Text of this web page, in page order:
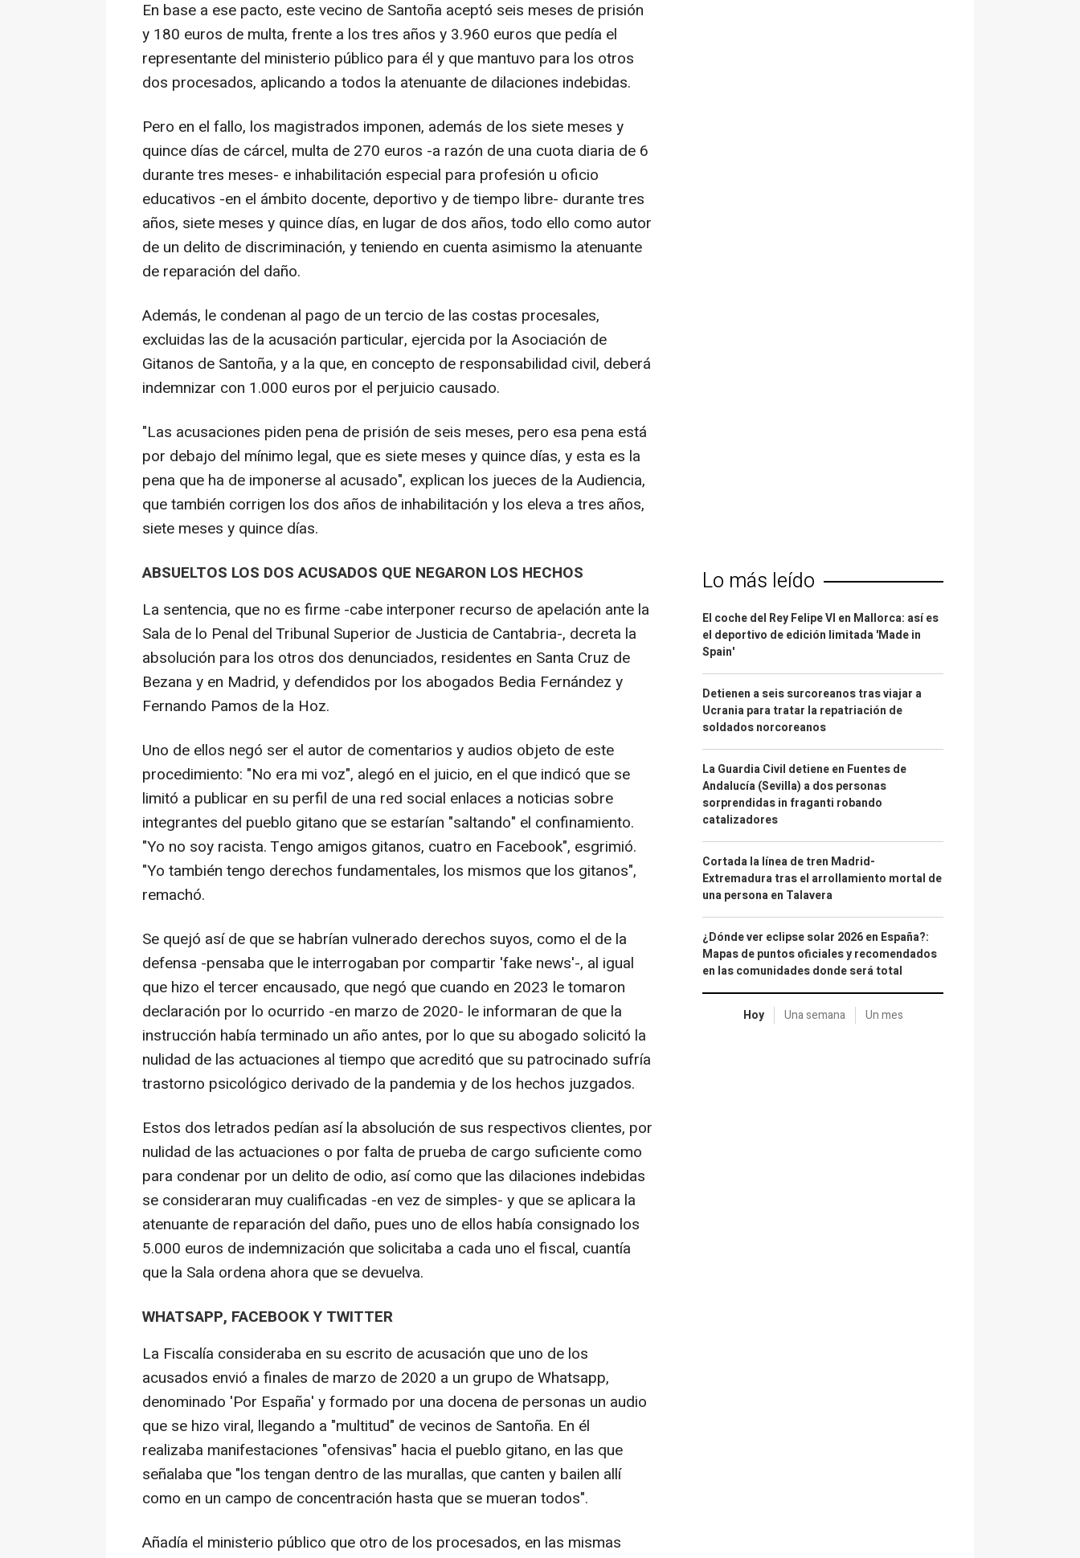
En base a ese pacto, este vecino de Santoña aceptó seis meses de prisión
y 180 euros de multa, frente a los tres años y 3.960 euros que pedía el
representante del ministerio público para él y que mantuvo para los otros
dos procesados, aplicando a todos la atenuante de dilaciones indebidas.
Pero en el fallo, los magistrados imponen, además de los siete meses y
quince días de cárcel, multa de 270 euros -a razón de una cuota diaria de 6
durante tres meses- e inhabilitación especial para profesión u oficio
educativos -en el ámbito docente, deportivo y de tiempo libre- durante tres
años, siete meses y quince días, en lugar de dos años, todo ello como autor
de un delito de discriminación, y teniendo en cuenta asimismo la atenuante
de reparación del daño.
Además, le condenan al pago de un tercio de las costas procesales,
excluidas las de la acusación particular, ejercida por la Asociación de
Gitanos de Santoña, y a la que, en concepto de responsabilidad civil, deberá
indemnizar con 1.000 euros por el perjuicio causado.
"Las acusaciones piden pena de prisión de seis meses, pero esa pena está
por debajo del mínimo legal, que es siete meses y quince días, y esta es la
pena que ha de imponerse al acusado", explican los jueces de la Audiencia,
que también corrigen los dos años de inhabilitación y los eleva a tres años,
siete meses y quince días.
ABSUELTOS LOS DOS ACUSADOS QUE NEGARON LOS HECHOS
La sentencia, que no es firme -cabe interponer recurso de apelación ante la
Sala de lo Penal del Tribunal Superior de Justicia de Cantabria-, decreta la
absolución para los otros dos denunciados, residentes en Santa Cruz de
Bezana y en Madrid, y defendidos por los abogados Bedia Fernández y
Fernando Pamos de la Hoz.
Uno de ellos negó ser el autor de comentarios y audios objeto de este
procedimiento: "No era mi voz", alegó en el juicio, en el que indicó que se
limitó a publicar en su perfil de una red social enlaces a noticias sobre
integrantes del pueblo gitano que se estarían "saltando" el confinamiento.
"Yo no soy racista. Tengo amigos gitanos, cuatro en Facebook", esgrimió.
"Yo también tengo derechos fundamentales, los mismos que los gitanos",
remachó.
Se quejó así de que se habrían vulnerado derechos suyos, como el de la
defensa -pensaba que le interrogaban por compartir 'fake news'-, al igual
que hizo el tercer encausado, que negó que cuando en 2023 le tomaron
declaración por lo ocurrido -en marzo de 2020- le informaran de que la
instrucción había terminado un año antes, por lo que su abogado solicitó la
nulidad de las actuaciones al tiempo que acreditó que su patrocinado sufría
trastorno psicológico derivado de la pandemia y de los hechos juzgados.
Estos dos letrados pedían así la absolución de sus respectivos clientes, por
nulidad de las actuaciones o por falta de prueba de cargo suficiente como
para condenar por un delito de odio, así como que las dilaciones indebidas
se consideraran muy cualificadas -en vez de simples- y que se aplicara la
atenuante de reparación del daño, pues uno de ellos había consignado los
5.000 euros de indemnización que solicitaba a cada uno el fiscal, cuantía
que la Sala ordena ahora que se devuelva.
WHATSAPP, FACEBOOK Y TWITTER
La Fiscalía consideraba en su escrito de acusación que uno de los
acusados envió a finales de marzo de 2020 a un grupo de Whatsapp,
denominado 'Por España' y formado por una docena de personas un audio
que se hizo viral, llegando a "multitud" de vecinos de Santoña. En él
realizaba manifestaciones "ofensivas" hacia el pueblo gitano, en las que
señalaba que "los tengan dentro de las murallas, que canten y bailen allí
como en un campo de concentración hasta que se mueran todos".
Añadía el ministerio público que otro de los procesados, en las mismas
Lo más leído
El coche del Rey Felipe VI en Mallorca: así es
el deportivo de edición limitada 'Made in
Spain'
Detienen a seis surcoreanos tras viajar a
Ucrania para tratar la repatriación de
soldados norcoreanos
La Guardia Civil detiene en Fuentes de
Andalucía (Sevilla) a dos personas
sorprendidas in fraganti robando
catalizadores
Cortada la línea de tren Madrid-
Extremadura tras el arrollamiento mortal de
una persona en Talavera
¿Dónde ver eclipse solar 2026 en España?:
Mapas de puntos oficiales y recomendados
en las comunidades donde será total
Hoy Una semana Un mes